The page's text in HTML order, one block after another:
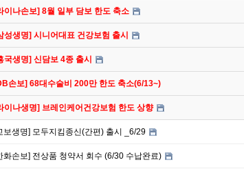
이나손보] 8월 일부 담보 한도 축소
성생명] 시니어대표 건강보험 출시
국생명] 신담보 4종 출시
손보] 68대수술비 200만 한도 축소(6/13~)
이나생명] 브레인케어건강보험 한도 상향
보생명] 모두지킴종신(간편) 출시 _6/29
화손보] 전상품 청약서 회수 (6/30 수납완료)